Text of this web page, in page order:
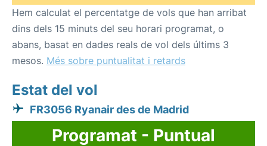
Hem calculat el percentatge de vols que han arribat
dins dels 15 minuts del seu horari programat, o
abans, basat en dades reals de vol dels últims 3
mesos. Més sobre puntualitat i retards
Estat del vol
FR3056 Ryanair des de Madrid
Programat - Puntual